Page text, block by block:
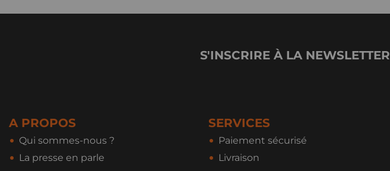
S'INSCRIRE À LA NEWSLETTER
A PROPOS
Qui sommes-nous ?
La presse en parle
SERVICES
Paiement sécurisé
Livraison